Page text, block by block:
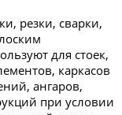
резки, сварки,
для стоек,
каркасов
ангаров,
при условии